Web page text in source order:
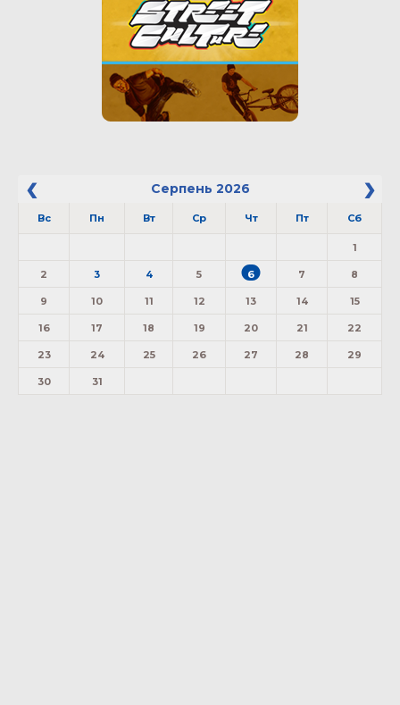
Серпень 2026
Вс Пн Вт Ср Чт Пт Сб
1
2 3 4 5 6 7 8
9 10 11 12 13 14 15
16 17 18 19 20 21 22
23 24 25 26 27 28 29
30 31